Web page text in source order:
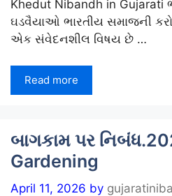
Khedut Nibandh in Gujarati
ઘડવૈયાઓ ભારતીય સમાજની
એક સંવેદનશીલ વિષય છે …
Read more
બાગકામ પર
Gardening
April 11, 2026 by